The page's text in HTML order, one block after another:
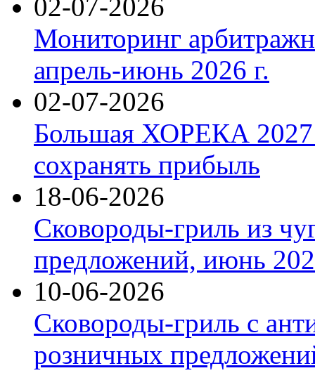
02-07-2026
Мониторинг
апрель-июнь 2026 г.
02-07-2026
Большая ХОРЕКА 2027:
сохранять прибыль
18-06-2026
Сковороды-гриль из
предложений, июнь
10-06-2026
Сковороды-гриль с
розничных